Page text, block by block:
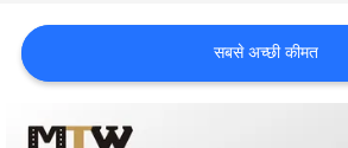
गुणवत्ता
नियंत्रण
सबसे अच्छी कीमत